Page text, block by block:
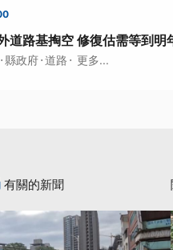
道路基掏空 修復估需等到明
· 縣政府·道路 · 更多...
有關的新聞